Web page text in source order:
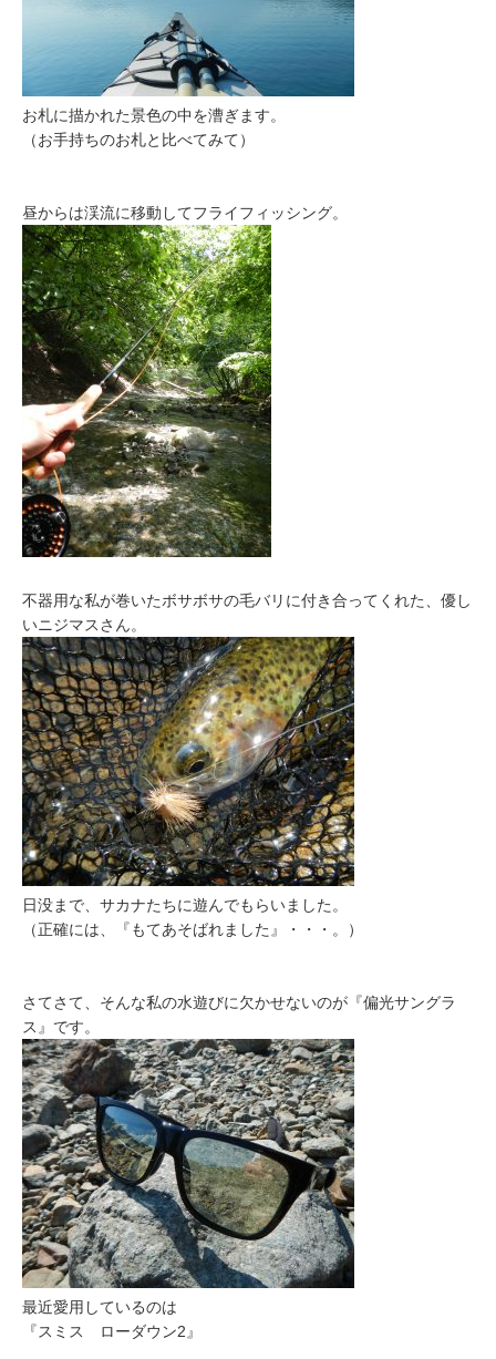
お札に描かれた景色の中を漕ぎます。
（お手持ちのお札と比べてみて）
昼からは渓流に移動してフライフィッシング。
不器用な私が巻いたボサボサの毛バリに付き合ってくれた、優し
いニジマスさん。
日没まで、サカナたちに遊んでもらいました。
（正確には、『もてあそばれました』・・・。）
さてさて、そんな私の水遊びに欠かせないのが『偏光サングラ
ス』です。
最近愛用しているのは
『スミス ローダウン2』